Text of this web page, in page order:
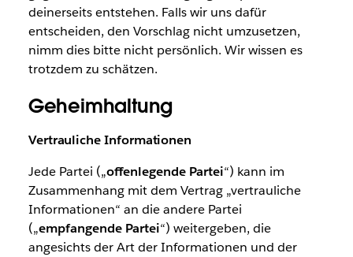
deinerseits entstehen. Falls wir uns dafür
entscheiden, den Vorschlag nicht umzusetzen,
nimm dies bitte nicht persönlich. Wir wissen es
trotzdem zu schätzen.
Geheimhaltung
Vertrauliche Informationen
Jede Partei („offenlegende Partei“) kann im
Zusammenhang mit dem Vertrag „vertrauliche
Informationen“ an die andere Partei
(„empfangende Partei“) weitergeben, die
angesichts der Art der Informationen und der